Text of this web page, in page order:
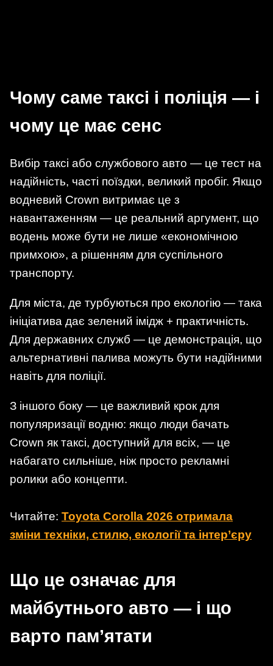
Чому саме таксі і поліція — і
чому це має сенс
Вибір таксі або службового авто — це тест на
надійність, часті поїздки, великий пробіг. Якщо
водневий Crown витримає це з
навантаженням — це реальний аргумент, що
водень може бути не лише «економічною
примхою», а рішенням для суспільного
транспорту.
Для міста, де турбуються про екологію — така
ініціатива дає зелений імідж + практичність.
Для державних служб — це демонстрація, що
альтернативні палива можуть бути надійними
навіть для поліції.
З іншого боку — це важливий крок для
популяризації водню: якщо люди бачать
Crown як таксі, доступний для всіх, — це
набагато сильніше, ніж просто рекламні
ролики або концепти.
Читайте: Toyota Corolla 2026 отримала
зміни техніки, стилю, екології та інтер’єру
Що це означає для
майбутнього авто — і що
варто пам’ятати